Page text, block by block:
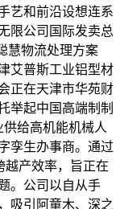
艺和前沿设想连系
限公司国际发卖总
慧物流处理方案
艾普斯工业铝型材
正在天津市华苑财
举起中国高端制制
给高机能机械人
孪生办事商。通过
越产效率，旨正在
。公司以自从手
吸引阿童木、深之